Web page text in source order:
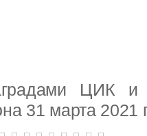
ЦИК
31 марта 2021